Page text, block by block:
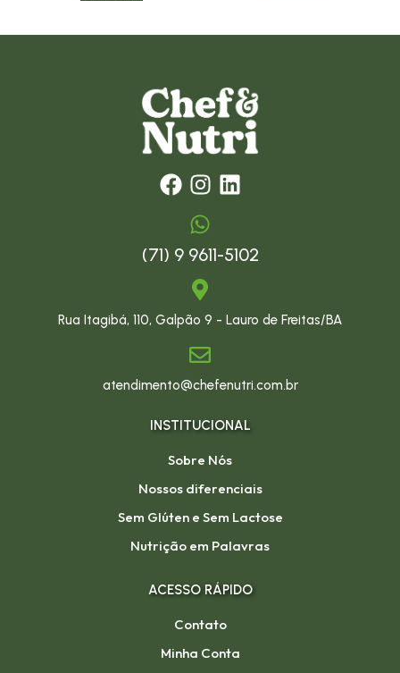
(71) 9 9611-5102
Rua Itagibá, 110, Galpão 9 - Lauro de Freitas/BA
atendimento@chefenutri.com.br
INSTITUCIONAL
Sobre Nós
Nossos diferenciais
Sem Glúten e Sem Lactose
Nutrição em Palavras
ACESSO RÁPIDO
Contato
Minha Conta